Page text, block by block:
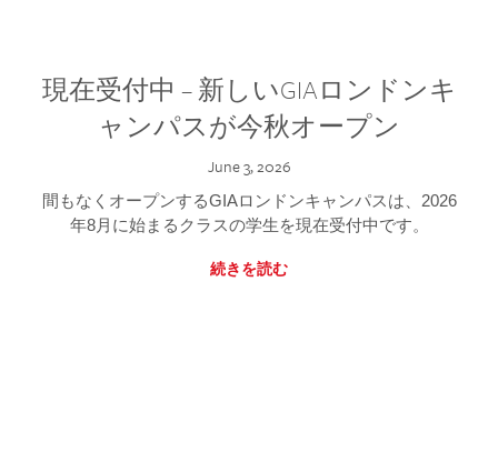
現在受付中 – 新しいGIAロンドンキ
ャンパスが今秋オープン
June 3, 2026
間もなくオープンするGIAロンドンキャンパスは、2026
年8月に始まるクラスの学生を現在受付中です。
続きを読む